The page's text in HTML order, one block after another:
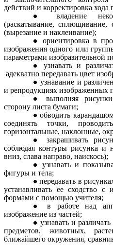
действий и корректировка хода
владение
(раскатывание,
(вырезание и наклеивание);
ориентировка в
изображения одного или
параметрами изобразительной
узнавать и
адекватно передавать цвет
узнавание и
и репродукциях изображенных
выполняя
сторону листа бумаги;
обводить
соединять точки,
горизонтальные, наклонные,
закрашивать
соблюдая контуры рисунка и
вниз, слава направо, наискось);
узнавать и
фигуры и тела;
передавать в
устанавливать ее сходство с
формами с помощью учителя;
в работе над
изображение из частей;
узнавать и
предметов, животных,
ближайшего окружения,